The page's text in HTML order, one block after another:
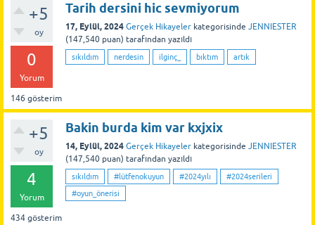
+5
oy
0
Yorum
146 gösterim
Tarih dersini hic sevmiyorum
17, Eylül, 2024 Gerçek Hikayeler kategorisinde JENNIESTER
(147,540 puan) tarafından yazıldı
sıkıldım nerdesin ilginç_ bıktım artık
+5
oy
4
Yorum
434 gösterim
Bakin burda kim var kxjxix
14, Eylül, 2024 Gerçek Hikayeler kategorisinde JENNIESTER
(147,540 puan) tarafından yazıldı
sıkıldım #lütfenokuyun #2024yılı
#2024serileri
#oyun_önerisi